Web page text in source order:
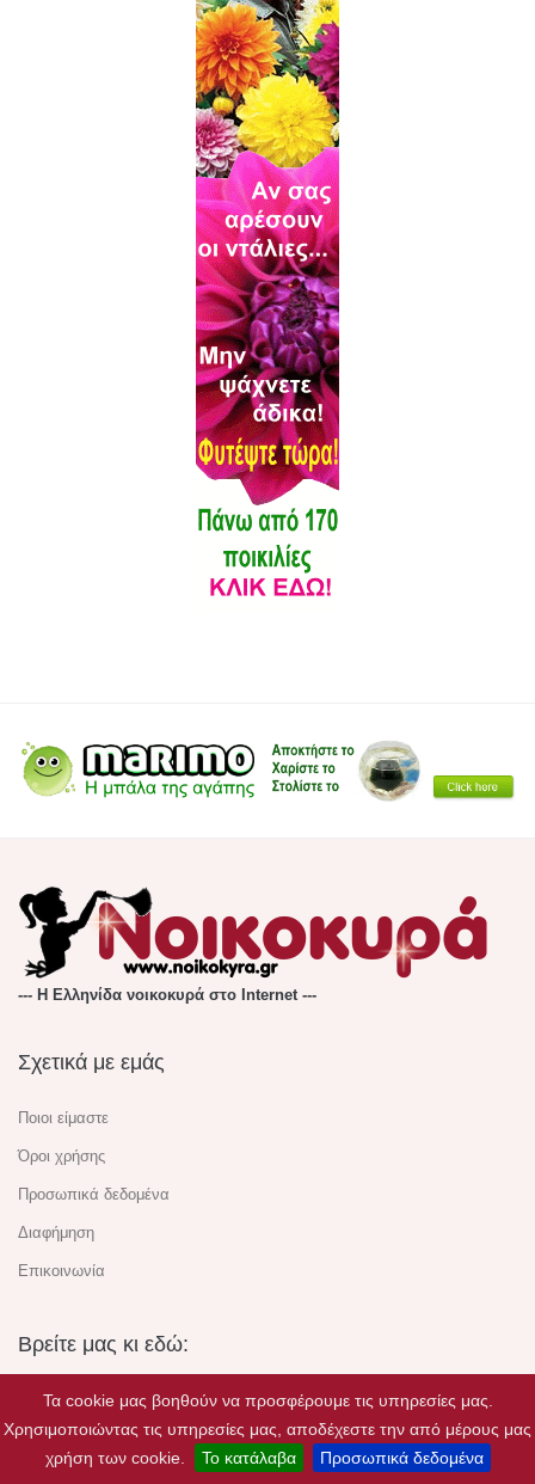
Τα cookie μας βοηθούν να προσφέρουμε τις υπηρεσίες μας.
Χρησιμοποιώντας τις υπηρεσίες μας, αποδέχεστε την από μέρους μας
χρήση των cookie.
Το κατάλαβα Προσωπικά δεδομένα
--- Η Ελληνίδα νοικοκυρά στο Internet ---
Σχετικά με εμάς
Ποιοι είμαστε
Όροι χρήσης
Προσωπικά δεδομένα
Διαφήμηση
Επικοινωνία
Βρείτε μας κι εδώ: